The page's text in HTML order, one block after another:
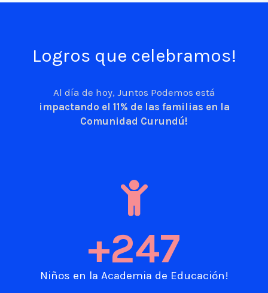
Logros que celebramos!
Al día de hoy, Juntos Podemos está
impactando el 11% de las familias en la
Comunidad Curundú!
Niños en la Academia de Educación!​
+247